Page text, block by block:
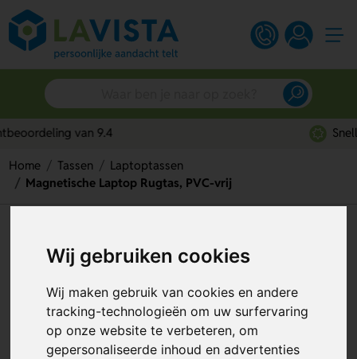
Wij gebruiken cookies
Wij maken gebruik van cookies en andere
tracking-technologieën om uw surfervaring
op onze website te verbeteren, om
gepersonaliseerde inhoud en advertenties
Home Tassen
Laptoptassen
Magnetische Laptop Rugtas, PVC-vrij
PVC-vrij
Artikelnummer: 101703